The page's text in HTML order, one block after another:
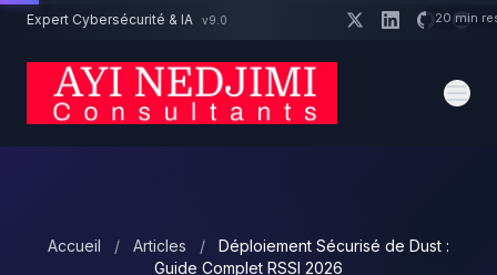
Aller au contenu principal
Expert Cybersécurité & IA v9.0
Accueil / Articles /
Déploiement Sécurisé de Dust :
Guide Complet RSSI 2026
Un projet cybersécurité ? 20 min